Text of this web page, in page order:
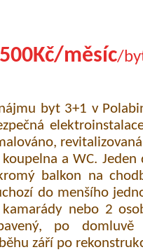
měsíc/
byt 3+1 v
a WC. Jeden
balkon na
do menšího
nebo 2
po
září po